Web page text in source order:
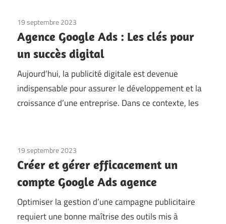
19 septembre 2023
Agence Google Ads : Les clés pour
un succès digital
Aujourd’hui, la publicité digitale est devenue
indispensable pour assurer le développement et la
croissance d’une entreprise. Dans ce contexte, les
19 septembre 2023
Créer et gérer efficacement un
compte Google Ads agence
Optimiser la gestion d’une campagne publicitaire
requiert une bonne maîtrise des outils mis à